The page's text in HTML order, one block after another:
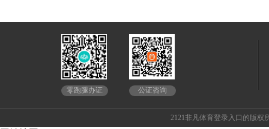
零跑腿办证 公证咨询
2121非凡体育登录入口的版